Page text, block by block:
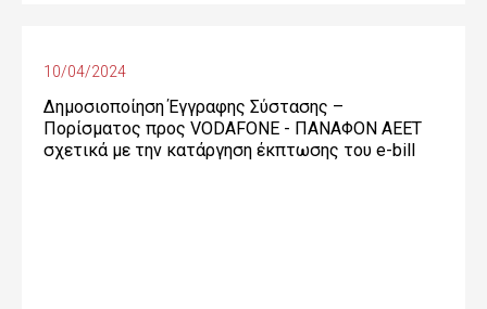
10/04/2024
Δημοσιοποίηση Έγγραφης Σύστασης –
Πορίσματος προς VODAFONE - ΠΑΝΑΦΟΝ ΑΕΕΤ
σχετικά με την κατάργηση έκπτωσης του e-bill